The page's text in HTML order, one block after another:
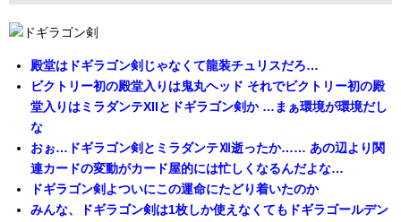
殿堂はドギラゴン剣じゃなくて龍装チュリスだろ…
ビクトリー初の殿堂入りは鬼丸ヘッド それでビクトリー初の殿
堂入りはミラダンテXIIとドギラゴン剣か …まぁ環境が環境だし
な
おぉ…ドギラゴン剣とミラダンテⅫ逝ったか…… あの辺より関
連カードの変動がカード屋的には忙しくなるんだよな…
ドギラゴン剣よついにこの運命にたどり着いたのか
みんな、ドギラゴン剣は1枚しか使えなくてもドギラゴールデン